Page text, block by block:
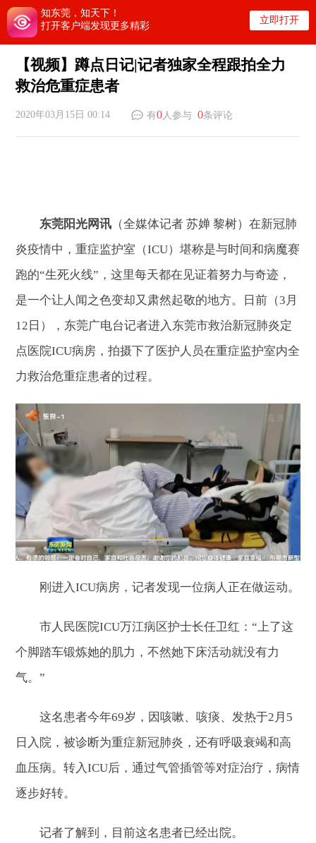
知东莞，知天下！
打开客户端发现更多精彩
立即打开
【视频】蹲点日记|记者独家全程跟拍全力
救治危重症患者
2020年03月15日 00:14 有0人参与0条评论
东莞阳光网讯 （全媒体记者 苏婵 黎树）在新冠肺
炎疫情中，重症监护室（ICU）堪称是与时间和病魔赛
跑的“生死火线”，这里每天都在见证着努力与奇迹，
是一个让人闻之色变却又肃然起敬的地方。日前（3月
12日），东莞广电台记者进入东莞市救治新冠肺炎定
点医院ICU病房，拍摄下了医护人员在重症监护室内全
力救治危重症患者的过程。
刚进入ICU病房，记者发现一位病人正在做运动。
市人民医院ICU万江病区护士长任卫红：“上了这
个脚踏车锻炼她的肌力，不然她下床活动就没有力
气。”
这名患者今年69岁，因咳嗽、咳痰、发热于2月5
日入院，被诊断为重症新冠肺炎，还有呼吸衰竭和高
血压病。转入ICU后，通过气管插管等对症治疗，病情
逐步好转。
记者了解到，目前这名患者已经出院。